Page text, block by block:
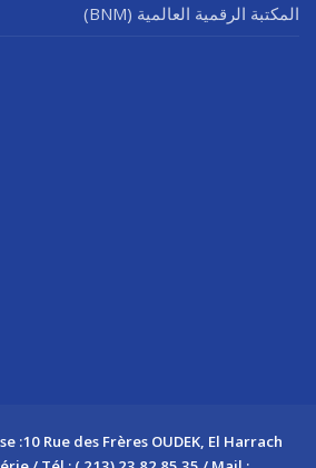
المكتبة الرقمية العالمية (BNM)
:10 Rue des Frères OUDEK, El Harrach